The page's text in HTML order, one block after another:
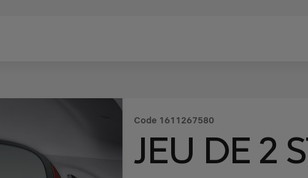
Code 1611267580
JEU DE 2